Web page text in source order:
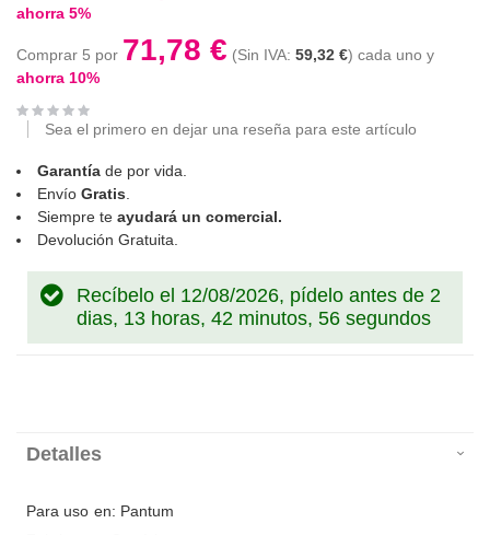
ahorra 5%
Comprar 5 por 71,78 € 59,32 € cada uno y
ahorra 10%
Sea el primero en dejar una reseña para este artículo
Garantía de por vida.
Envío Gratis.
Siempre te ayudará un comercial.
Devolución Gratuita.
Recíbelo el 12/08/2026, pídelo antes de 2
dias, 13 horas, 42 minutos, 56 segundos
Detalles
Para uso en: Pantum